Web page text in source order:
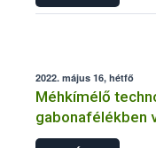
2022. május 16, hétfő
Méhkímélő
gabonafélékben